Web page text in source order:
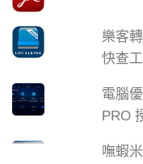
樂客
快查
電腦
PRO
嘸蝦